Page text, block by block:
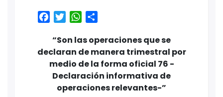
Facebook
TwitterWhatsApp
“Son las operaciones que se
declaran de manera trimestral por
medio de la forma oficial 76 -
Declaración informativa de
operaciones relevantes-”